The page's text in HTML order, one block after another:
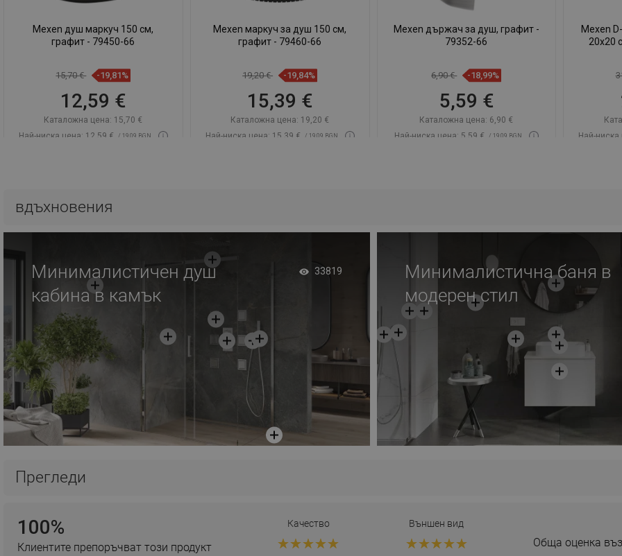
Mexen душ маркуч 150 см,
графит - 79450-66
15,70 € -19,81%
12,59 €
Каталожна цена: 15,70 €
Най-ниска цена: 12,59 €
/ 19,09 BGN
favorite_border
Сравнете
Mexen маркуч за душ 150 см,
графит - 79460-66
19,20 € -19,84%
15,39 €
Каталожна цена: 19,20 €
Най-ниска цена: 15,39 €
/ 19,09 BGN
Mexen държач за душ, графит -
79352-66
6,90 € -18,99%
5,59 €
Каталожна цена: 6,90 €
Най-ниска цена: 5,59 €
/ 19,09 BGN
Mexen
20x20
Най-ниска
вдъхновения
Минималистичен душ
кабина в камък
33819
Минималистична баня в
модерен стил
Прегледи
100%
Клиентите препоръчват този продукт
Качество Външен вид
Обща оценка